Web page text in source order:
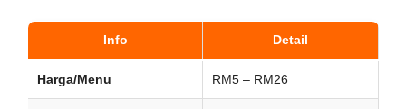
Info Detail
Harga/Menu RM5 – RM26